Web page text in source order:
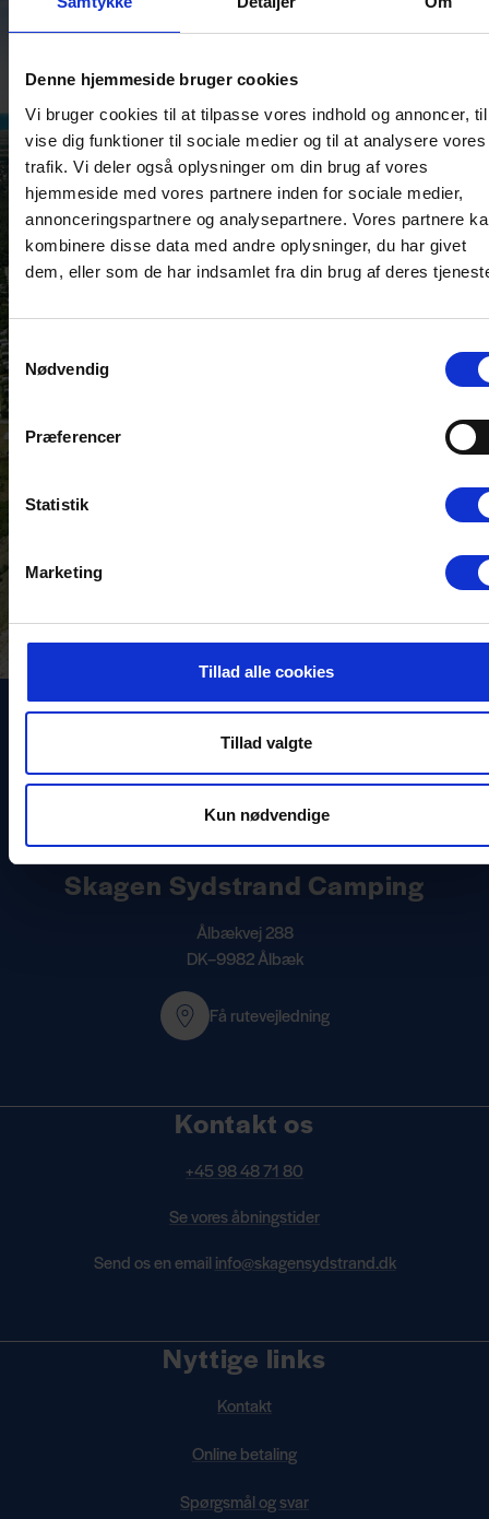
Denne hjemmeside bruger cookies
Vi bruger cookies til at tilpasse vores indhold og annoncer,
vise dig funktioner til sociale medier og til at analysere vores
trafik. Vi deler også oplysninger om din brug af vores
hjemmeside med vores partnere inden for sociale medier,
annonceringspartnere og analysepartnere. Vores partnere
kombinere disse data med andre oplysninger, du har givet
dem, eller som de har indsamlet fra din brug af deres
Samtykkevalg
Nødvendig
Præferencer
Statistik
Marketing
Tillad alle cookies
Tillad valgte
Kun nødvendige
Nyttige links
Kontakt
Online betaling
Spørgsmål og svar
Skagen Sydstrand Camping
Ålbækvej 288
DK–9982 Ålbæk
Få rutevejledning
Kontakt os
+45 98 48 71 80
Se vores åbningstider
Send os en email info@skagensydstrand.dk